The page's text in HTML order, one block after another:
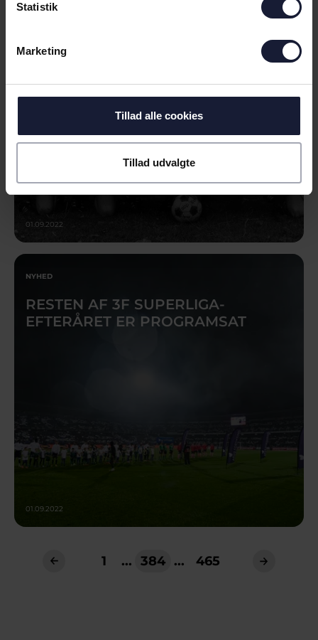
Statistik
Marketing
Tillad alle cookies
Tillad udvalgte
MØD AGF-LEGENDERNE: PREMIERE
PÅ NY AMBITIØS PORTRÆT-SERIE
01.09.2022
NYHED
RESTEN AF 3F SUPERLIGA-
EFTERÅRET ER PROGRAMSAT
01.09.2022
1 ... 384 ... 465